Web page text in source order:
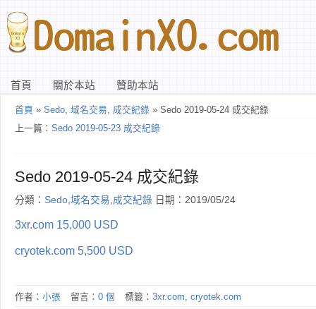
首頁 關於本站 贊助本站
首頁 » Sedo, 域名交易, 成交紀錄 » Sedo 2019-05-24 成交紀錄
上一篇： Sedo 2019-05-23 成交紀錄
Sedo 2019-05-24 成交紀錄
分類： Sedo,域名交易,成交紀錄 日期：2019/05/24
3xr.com 15,000 USD
cryotek.com 5,500 USD
作者： 小張 留言： 0 個 標籤： 3xr.com, cryotek.com